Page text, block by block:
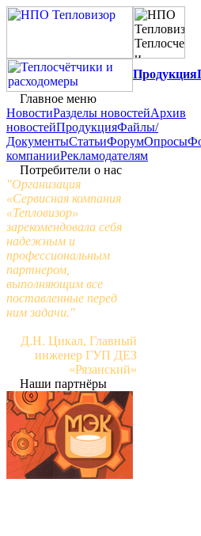
Продукция
Главное меню
НовостиРазделы новостейАрхив
новостейПродукцияФайлы/
ДокументыСтатьиФорумОпросы
компанииРекламодателям
Потребители о нас
"Организация
«Сервисная компания
«Тепловизор»
зарекомендовала себя
надежным и
профессиональным
партнером,
выполняющим все
поставленные перед
ним задачи."
Д.Н. Цикал, Главный
инженер ГУП ДЕЗ
«Рязанский»
Наши партнёры